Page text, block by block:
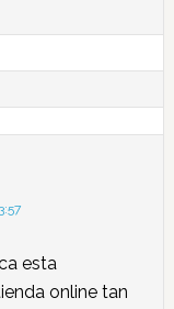
esta
online tan